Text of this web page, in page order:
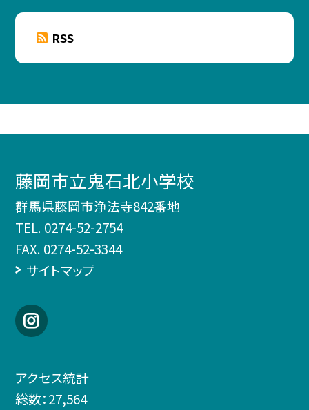
RSS
藤岡市立鬼石北小学校
群馬県藤岡市浄法寺842番地
TEL. 0274-52-2754
FAX. 0274-52-3344
サイトマップ
アクセス統計
総数：27,564